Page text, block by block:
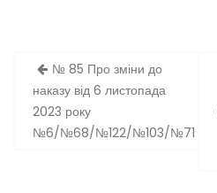
Навігація
записів
№ 85 Про зміни до
наказу від 6 листопада
2023 року
№6/№68/№122/№103/№71